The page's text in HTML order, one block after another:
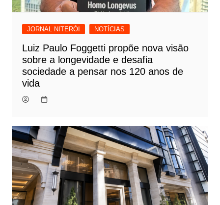
JORNAL NITERÓI NOTÍCIAS
Luiz Paulo Foggetti propõe nova visão
sobre a longevidade e desafia
sociedade a pensar nos 120 anos de
vida